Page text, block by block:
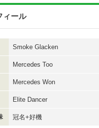
ィール
Smoke Glacken
Mercedes Too
Mercedes Won
Elite Dancer
冠名+好機